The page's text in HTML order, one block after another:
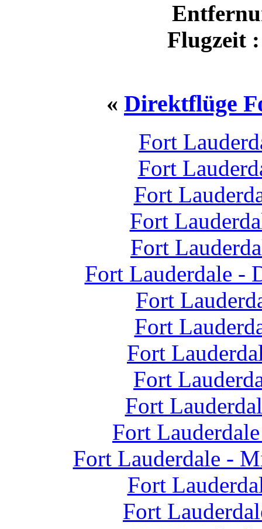
Flugzeit
« Direktflüge
Fort
Fort
Fort
Fort
Fort
Fort Lauderdale -
Fort
Fort
Fort
Fort
Fort
Fort
Fort Lauderdale -
Fort
Fort